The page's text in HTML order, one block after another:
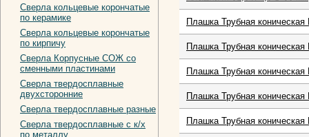
Сверла кольцевые корончатые
по керамике
Сверла кольцевые корончатые
по кирпичу
Сверла Корпусные СОЖ со
сменными пластинами
Сверла твердосплавные
двухсторонние
Сверла твердосплавные разные
Сверла твердосплавные с к/х
по металлу
Плашка Трубная
Плашка Трубная
Плашка Трубная
Плашка Трубная
Плашка Трубная